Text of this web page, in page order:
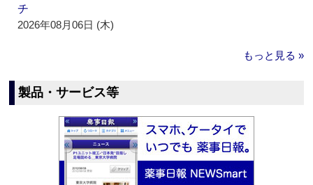
チ
2026年08月06日 (木)
もっと見る »
製品・サービス等